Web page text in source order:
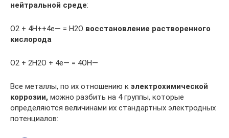
нейтральной среде:
O2 + 4H++4e— = H2O восстановление растворенного
кислорода
O2 + 2H2O + 4e— = 4OH—
Все металлы, по их отношению к электрохимической
коррозии, можно разбить на 4 группы, которые
определяются величинами их стандартных электродных
потенциалов: